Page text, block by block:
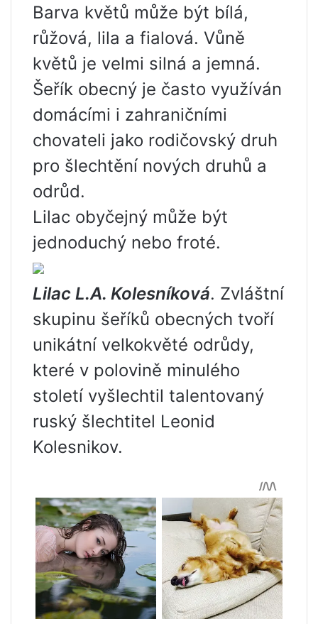
Barva květů může být bílá,
růžová, lila a fialová. Vůně
květů je velmi silná a jemná.
Šeřík obecný je často využíván
domácími i zahraničními
chovateli jako rodičovský druh
pro šlechtění nových druhů a
odrůd.
Lilac obyčejný může být
jednoduchý nebo froté.
Lilac L.A. Kolesníková. Zvláštní
skupinu šeříků obecných tvoří
unikátní velkokvěté odrůdy,
které v polovině minulého
století vyšlechtil talentovaný
ruský šlechtitel Leonid
Kolesnikov.